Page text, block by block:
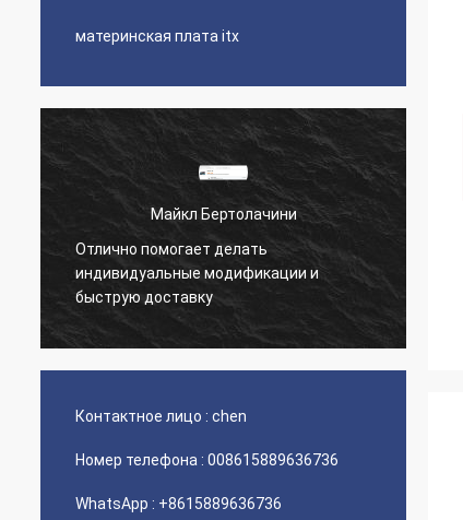
материнская плата itx
Майкл Бертолачини
Отлично помогает делать
индивидуальные модификации и
быструю доставку
Контактное лицо : chen
Номер телефона : 008615889636736
WhatsApp : +8615889636736